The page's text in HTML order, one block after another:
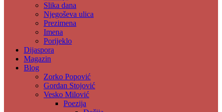
Slika dana
Njegoševa ulica
Prezimena
Imena
Porijeklo
Dijaspora
Magazin
Blog
Zorko Popović
Gordan Stojović
Vesko Milović
Poezija